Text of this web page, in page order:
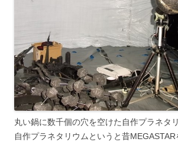
丸い鍋に数千個の穴を空けた自作プラネタ
自作プラネタリウムというと昔MEGASTAR